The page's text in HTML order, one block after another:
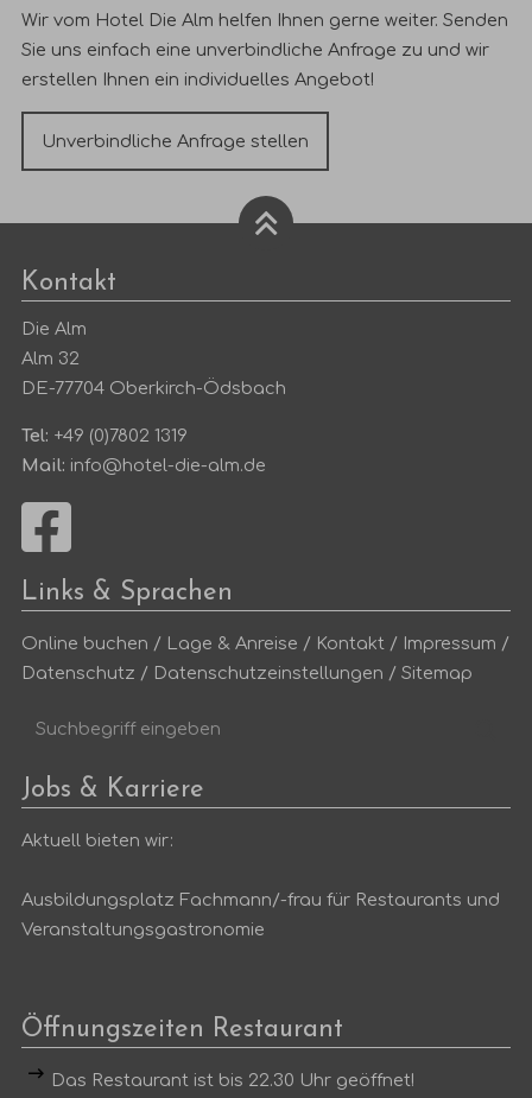
Wir vom Hotel Die Alm helfen Ihnen gerne weiter. Senden
Sie uns einfach eine unverbindliche Anfrage zu und wir
erstellen Ihnen ein individuelles Angebot!
Unverbindliche Anfrage stellen
Kontakt
Die Alm
Alm 32
DE-77704 Oberkirch-Ödsbach
Tel: +49 (0)7802 1319
Mail: info@hotel-die-alm.de
Links & Sprachen
Online buchen / Lage & Anreise / Kontakt / Impressum /
Datenschutz / Datenschutzeinstellungen /Sitemap
Suchbegriff
Jobs & Karriere
Aktuell bieten wir:
Ausbildungsplatz Fachmann/-frau für Restaurants und
Veranstaltungsgastronomie
Öffnungszeiten Restaurant
Das Restaurant ist bis 22.30 Uhr geöffnet!